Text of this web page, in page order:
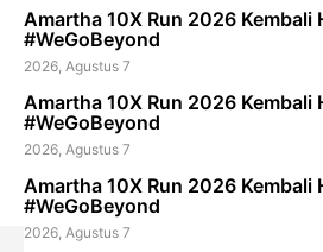
Amartha 10X Run 2026 Kembali
#WeGoBeyond
2026, Agustus 7
Amartha 10X Run 2026 Kembali
#WeGoBeyond
2026, Agustus 7
Amartha 10X Run 2026 Kembali
#WeGoBeyond
2026, Agustus 7